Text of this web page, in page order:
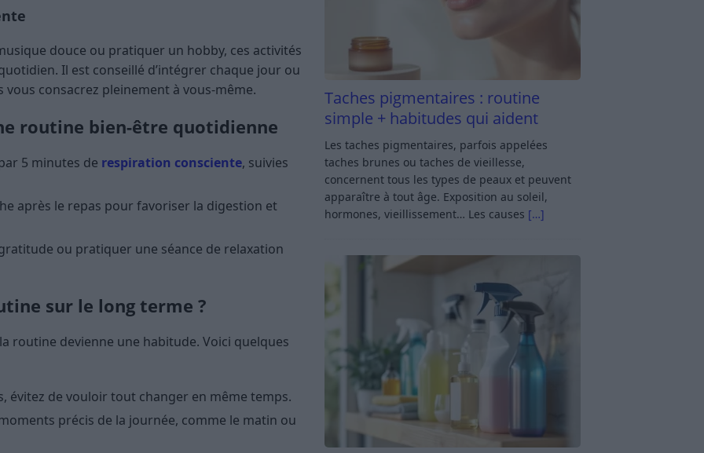
douce ou pratiquer un hobby, ces activités
Il est conseillé d’intégrer chaque jour ou
consacrez pleinement à vous-même.
routine bien-être quotidienne
5 minutes de respiration consciente, suivies
après le repas pour favoriser la digestion et
ou pratiquer une séance de relaxation
sur le long terme ?
routine devienne une habitude. Voici quelques
évitez de vouloir tout changer en même temps.
précis de la journée, comme le matin ou
Taches pigmentaires : routine
simple + habitudes qui aident
Les taches pigmentaires, parfois appelées
taches brunes ou taches de vieillesse,
concernent tous les types de peaux et peuvent
apparaître à tout âge. Exposition au soleil,
hormones, vieillissement… Les causes […]